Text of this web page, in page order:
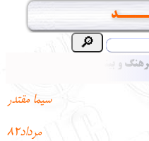
و بینش یهود
بناهای تاریخی
آلبوم عکس
سيما مقتدر
مرداد82